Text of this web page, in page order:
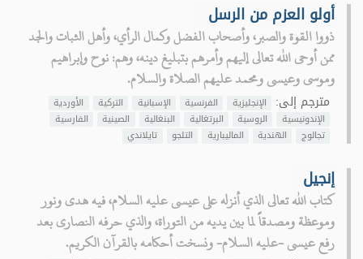
أولو العزم من الرسل
ذووا القوة والصبر، وأصحاب الفضل وكمال الرأي، وأهل الثبات والجد
ممن أوحى الله تعالى إليهم وأمرهم بتبليغ دينه، وهم: نوح وإبراهيم
وموسى وعيسى ومحمد عليهم الصلاة والسلام.
مترجم إلى: الإنجليزية الفرنسية الإسبانية التركية
الأوردية
الإندونيسية
الروسية البرتغالية البنغالية الصينية
الفارسية
تجالوج
الهندية الماليبارية التلجو تايلاندي
إنجيل
كتاب الله تعالى الذي أنزله على عيسى عليه السلام، فيه هدى ونور
وموعظة ومصدقاً لما بين يديه من التوراة، والذي حرفه النصارى بعد
رفع عيسى -عليه السلام- ونسخت أحكامه بالقرآن الكريم.